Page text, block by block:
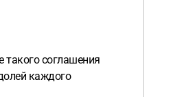
такого соглашения
каждого